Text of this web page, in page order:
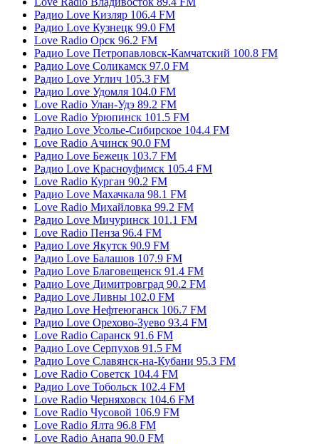
Радио Love Кизляр 106.4 FM
Радио Love Кузнецк 99.0 FM
Love Radio Орск 96.2 FM
Радио Love Петропавловск-Камчатский 100.8 FM
Радио Love Соликамск 97.0 FM
Радио Love Углич 105.3 FM
Радио Love Удомля 104.0 FM
Love Radio Улан-Удэ 89.2 FM
Love Radio Урюпинск 101.5 FM
Радио Love Усолье-Сибирское 104.4 FM
Love Radio Ачинск 90.0 FM
Радио Love Бежецк 103.7 FM
Радио Love Красноуфимск 105.4 FM
Love Radio Курган 90.2 FM
Радио Love Махачкала 98.1 FM
Love Radio Михайловка 99.2 FM
Радио Love Мичуринск 101.1 FM
Love Radio Пенза 96.4 FM
Радио Love Якутск 90.9 FM
Радио Love Балашов 107.9 FM
Радио Love Благовещенск 91.4 FM
Радио Love Димитровград 90.2 FM
Радио Love Ливны 102.0 FM
Радио Love Нефтеюганск 106.7 FM
Радио Love Орехово-Зуево 93.4 FM
Love Radio Саранск 91.6 FM
Радио Love Серпухов 91.5 FM
Радио Love Славянск-на-Кубани 95.3 FM
Love Radio Советск 104.4 FM
Радио Love Тобольск 102.4 FM
Love Radio Черняховск 104.6 FM
Love Radio Чусовой 106.9 FM
Love Radio Ялта 96.8 FM
Love Radio Анапа 90.0 FM